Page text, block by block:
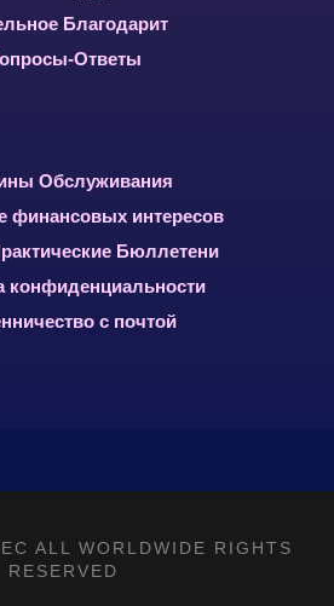
Благодарит
Ответы
Обслуживания
финансовых интересов
Бюллетени
конфиденциальности
с почтой
ALL WORLDWIDE RIGHTS
RESERVED